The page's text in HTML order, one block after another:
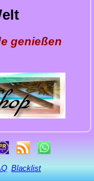
genießen
Blacklist